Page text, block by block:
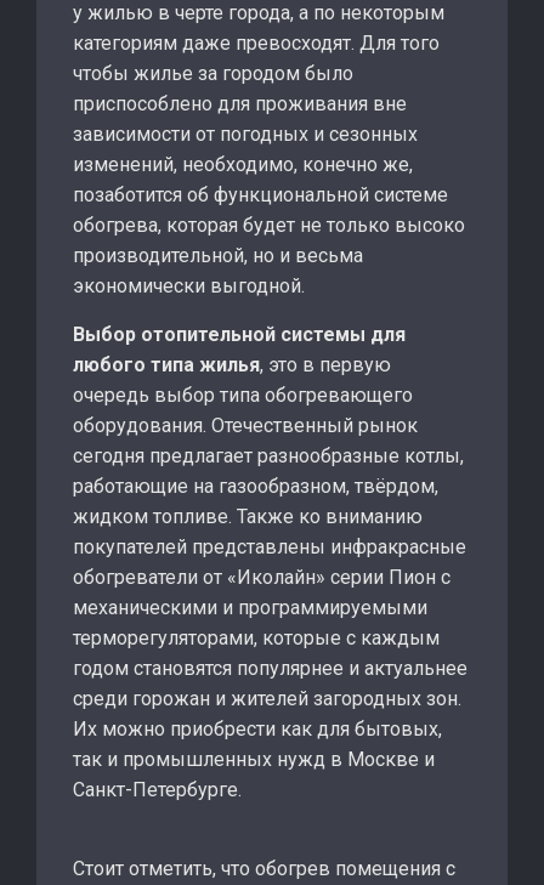
у жилью в черте города, а по некоторым
категориям даже превосходят. Для того
чтобы жилье за городом было
приспособлено для проживания вне
зависимости от погодных и сезонных
изменений, необходимо, конечно же,
позаботится об функциональной системе
обогрева, которая будет не только высоко
производительной, но и весьма
экономически выгодной.
Выбор отопительной системы для
любого типа жилья, это в первую
очередь выбор типа обогревающего
оборудования. Отечественный рынок
сегодня предлагает разнообразные котлы,
работающие на газообразном, твёрдом,
жидком топливе. Также ко вниманию
покупателей представлены инфракрасные
обогреватели от «Иколайн» серии Пион с
механическими и программируемыми
терморегуляторами, которые с каждым
годом становятся популярнее и актуальнее
среди горожан и жителей загородных зон.
Их можно приобрести как для бытовых,
так и промышленных нужд в Москве и
Санкт-Петербурге.
Стоит отметить, что обогрев помещения с